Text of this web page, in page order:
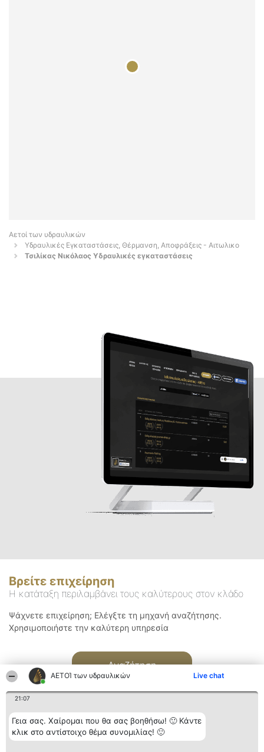
ΑΕΤΟΊ των υδραυλικών Live chat
21:07
Γεια σας. Χαίρομαι που θα σας βοηθήσω! 🙂 Κάντε
κλικ στο αντίστοιχο θέμα συνομιλίας! 🙂
Αετοί των υδραυλικών
Υδραυλικές Εγκαταστάσεις, Θέρμανση, Αποφράξεις - Αιτωλικο
Τσιλίκας Νικόλαος Υδραυλικές εγκαταστάσεις
Βρείτε επιχείρηση
Η κατάταξη περιλαμβάνει τους καλύτερους στον κλάδο
Ψάχνετε επιχείρηση; Ελέγξτε τη μηχανή αναζήτησης.
Χρησιμοποιήστε την καλύτερη υπηρεσία
Αναζήτηση